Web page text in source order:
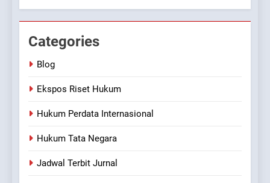
Categories
Blog
Ekspos Riset Hukum
Hukum Perdata Internasional
Hukum Tata Negara
Jadwal Terbit Jurnal